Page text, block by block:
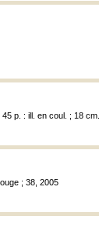
p. : ill. en coul. ; 18 cm.
; 38, 2005